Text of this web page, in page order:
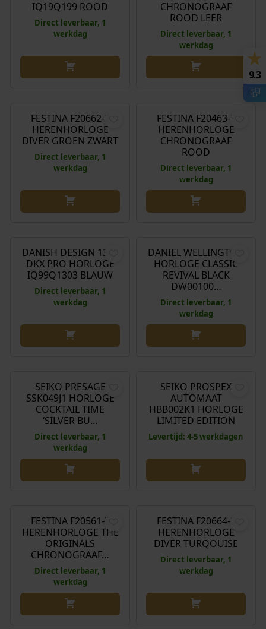
IQ19Q199 ROOD
Direct leverbaar, 1
werkdag
CHRONOGRAAF
ROOD LEER
Direct leverbaar, 1
werkdag
FESTINA F20662-2
HERENHORLOGE
DIVER GROEN ZWART
Direct leverbaar, 1
werkdag
FESTINA F20463-5
HERENHORLOGE
CHRONOGRAAF
ROOD
Direct leverbaar, 1
werkdag
DANISH DESIGN 1303
DKX PRO HORLOGE
IQ99Q1303 BLAUW
Direct leverbaar, 1
werkdag
DANIEL WELLINGTON
HORLOGE CLASSIC
REVIVAL BLACK
DW00100…
Direct leverbaar, 1
werkdag
SEIKO PRESAGE
SSK049J1 HORLOGE
COCKTAIL TIME
‘SILVER BU…
Direct leverbaar, 1
werkdag
SEIKO PROSPEX
AUTOMAAT
HBB002K1 HORLOGE
LIMITED EDITION
Levertijd: 4-5 werkdagen
FESTINA F20561-7
HERENHORLOGE THE
ORIGINALS
CHRONOGRAAF…
Direct leverbaar, 1
werkdag
FESTINA F20664-5
HERENHORLOGE
DIVER TURQOUISE
Direct leverbaar, 1
werkdag
9.3